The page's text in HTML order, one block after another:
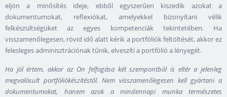
eljön a minősítés ideje, ebből egyszerűen kiszedik azokat a
dokumentumokat, reflexiókat, amelyekkel bizonyítani vélik
felkészültségüket az egyes kompetenciák tekintetében. Ha
visszamenőlegesen, rövid idő alatt kérik a portfóliók feltöltését, akkor ez
felesleges adminisztrációnak tűnik, elveszíti a portfólió a lényegét.
Ha jól értem, akkor az Ön felfogása két szempontból is eltér a jelenleg
megvalósult portfóliókészítéstől. Nem visszamenőlegesen kell gyártani a
dokumentumokat, hanem azok a mindennapi munka természetes